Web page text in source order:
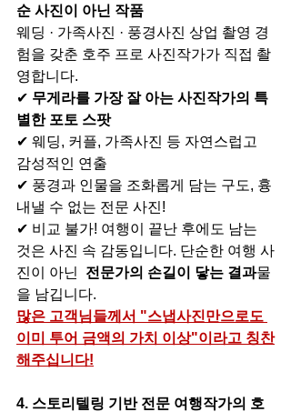
순 사진이 아닌 작품
웨딩 · 가족사진 · 풍경사진 상업 촬영 경
험을 갖춘 호주 프로 사진작가가 직접 촬
영합니다.
✔ 무게라를 가장 잘 아는 사진작가의 특
별한 포토 스팟
✔ 웨딩, 커플, 가족사진 등 자연스럽고
감성적인 연출
✔ 풍경과 인물을 조화롭게 담는 구도, 흉
내낼 수 없는 전문 사진!
✔ 비교 불가! 여행이 끝난 후에도 남는
것은 사진 속 감동입니다. 단순한 여행 사
진이 아닌
전문가의 손길이 닿는 결과물
을 남깁니다.
많은 고객님들께서 "스냅사진만으로도
이미 투어 금액의 가치 이상"이라고 칭찬
해주십니다!
4. 스토리텔링 기반 전문 여행작가의 호